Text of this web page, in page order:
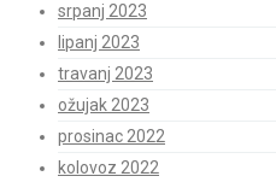
srpanj 2023
lipanj 2023
travanj 2023
ožujak 2023
prosinac 2022
kolovoz 2022